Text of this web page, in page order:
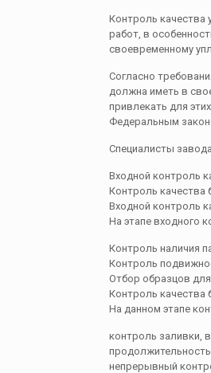
Контроль качества
работ, в
своевременному
Согласно
должна иметь в
привлекать для
Федеральным
Специалисты
Входной контроль
Контроль качества
Входной контроль
На этапе входного
Контроль наличия
Контроль
Отбор образцов
Контроль качества
На данном этапе
контроль заливки,
непрерывный